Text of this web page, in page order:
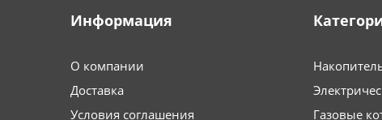
Информация
О компании
Доставка
Условия соглашения
Газовые